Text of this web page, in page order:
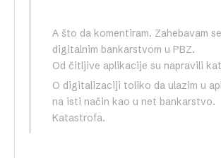
A što da komentiram. Zahebavam
digitalnim bankarstvom u PBZ.
Od čitljive aplikacije su napravili
O digitalizaciji toliko da ulazim u
na isti način kao u net bankarstvo.
Katastrofa.